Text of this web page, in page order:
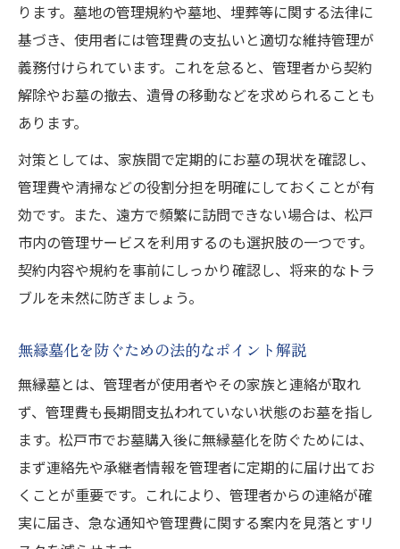
ります。墓地の管理規約や墓地、埋葬等に関する法律に
基づき、使用者には管理費の支払いと適切な維持管理が
義務付けられています。これを怠ると、管理者から契約
解除やお墓の撤去、遺骨の移動などを求められることも
あります。
対策としては、家族間で定期的にお墓の現状を確認し、
管理費や清掃などの役割分担を明確にしておくことが有
効です。また、遠方で頻繁に訪問できない場合は、松戸
市内の管理サービスを利用するのも選択肢の一つです。
契約内容や規約を事前にしっかり確認し、将来的なトラ
ブルを未然に防ぎましょう。
無縁墓化を防ぐための法的なポイント解説
無縁墓とは、管理者が使用者やその家族と連絡が取れ
ず、管理費も長期間支払われていない状態のお墓を指し
ます。松戸市でお墓購入後に無縁墓化を防ぐためには、
まず連絡先や承継者情報を管理者に定期的に届け出てお
くことが重要です。これにより、管理者からの連絡が確
実に届き、急な通知や管理費に関する案内を見落とすリ